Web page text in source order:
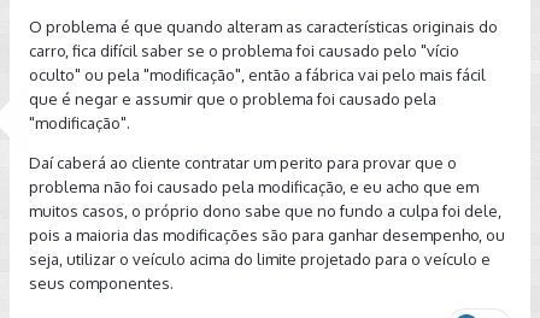
O problema é que quando alteram as características originais do
carro, fica difícil saber se o problema foi causado pelo "vício
oculto" ou pela "modificação", então a fábrica vai pelo mais fácil
que é negar e assumir que o problema foi causado pela
"modificação".
Daí caberá ao cliente contratar um perito para provar que o
problema não foi causado pela modificação, e eu acho que em
muitos casos, o próprio dono sabe que no fundo a culpa foi dele,
pois a maioria das modificações são para ganhar desempenho, ou
seja, utilizar o veículo acima do limite projetado para o veículo e
seus componentes.